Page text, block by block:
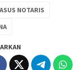
NOTARIS